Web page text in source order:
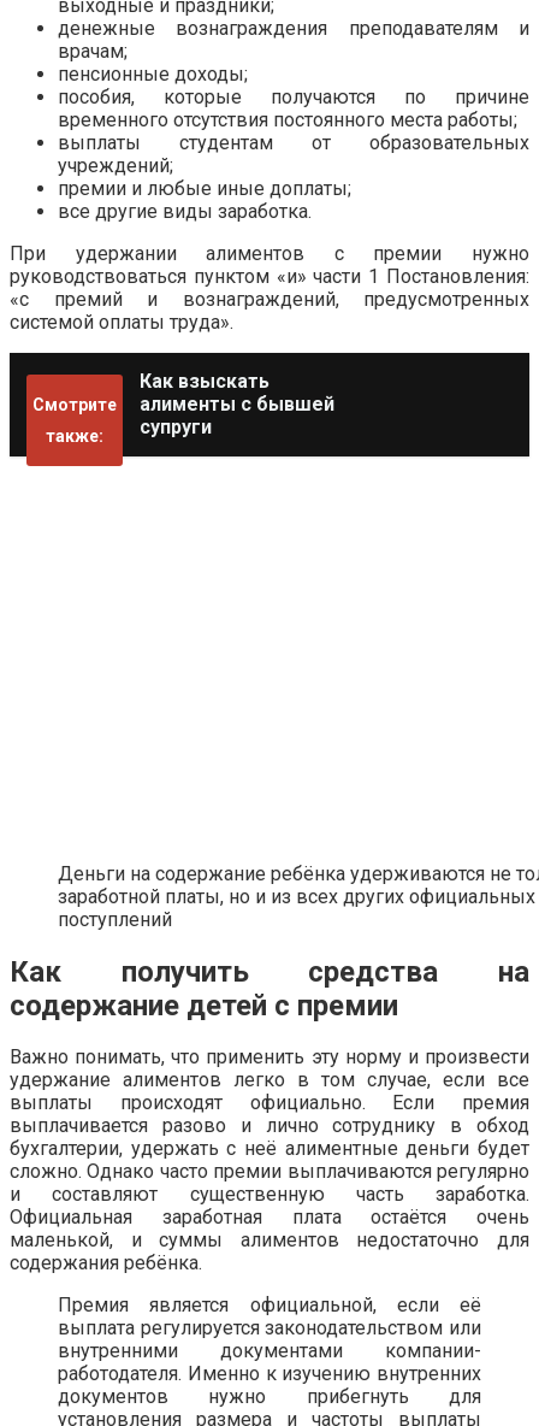
выходные и праздники;
денежные вознаграждения преподавателям и
врачам;
пенсионные доходы;
пособия, которые получаются по причине
временного отсутствия постоянного места работы;
выплаты студентам от образовательных
учреждений;
премии и любые иные доплаты;
все другие виды заработка.
При удержании алиментов с премии нужно
руководствоваться пунктом «и» части 1 Постановления:
«с премий и вознаграждений, предусмотренных
системой оплаты труда».
Смотрите
также:
Как взыскать
алименты с бывшей
супруги
Деньги на содержание ребёнка удерживаются не
заработной платы, но и из всех других
поступлений
Как получить средства на
содержание детей с премии
Важно понимать, что применить эту норму и произвести
удержание алиментов легко в том случае, если все
выплаты происходят официально. Если премия
выплачивается разово и лично сотруднику в обход
бухгалтерии, удержать с неё алиментные деньги будет
сложно. Однако часто премии выплачиваются регулярно
и составляют существенную часть заработка.
Официальная заработная плата остаётся очень
маленькой, и суммы алиментов недостаточно для
содержания ребёнка.
Премия является официальной, если её
выплата регулируется законодательством или
внутренними документами компании-
работодателя. Именно к изучению внутренних
документов нужно прибегнуть для
установления размера и частоты выплаты